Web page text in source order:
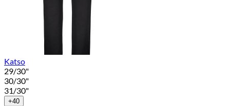
Katso
29/30"
30/30"
31/30"
+40